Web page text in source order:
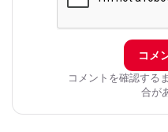
コメ
コメントを確認する
合が